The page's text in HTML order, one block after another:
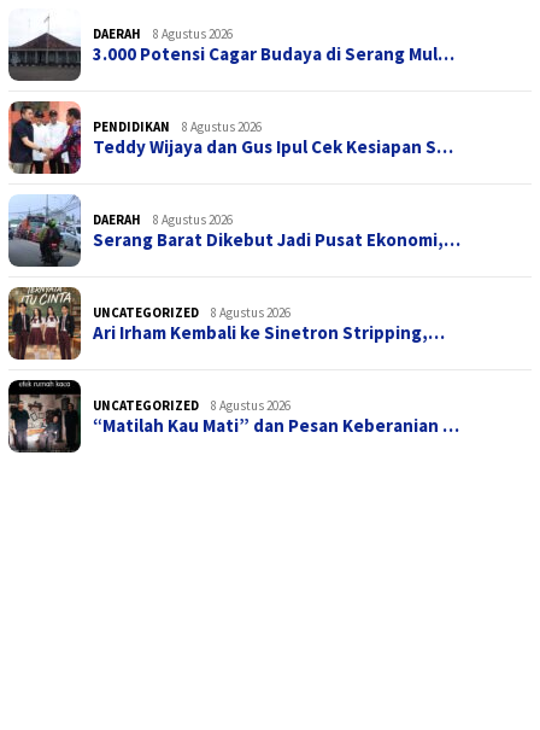
DAERAH 8 Agustus 2026
3.000 Potensi Cagar Budaya di Serang Mul…
PENDIDIKAN 8 Agustus 2026
Teddy Wijaya dan Gus Ipul Cek Kesiapan S…
DAERAH 8 Agustus 2026
Serang Barat Dikebut Jadi Pusat Ekonomi,…
UNCATEGORIZED 8 Agustus 2026
Ari Irham Kembali ke Sinetron Stripping,…
UNCATEGORIZED 8 Agustus 2026
“Matilah Kau Mati” dan Pesan Keberanian …